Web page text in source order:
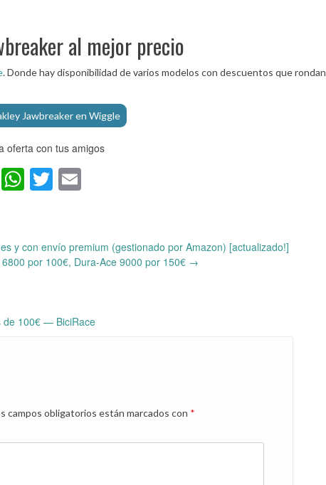
al mejor precio
. Donde hay disponibilidad de varios modelos con descuentos que rondan
Jawbreaker en Wiggle
oferta con tus amigos
WhatsApp
Twitter
Email
y con envío premium (gestionado por Amazon) [actualizado!]
por 100€, Dura-Ace 9000 por 150€ →
de 100€ — BiciRace
campos obligatorios están marcados con *